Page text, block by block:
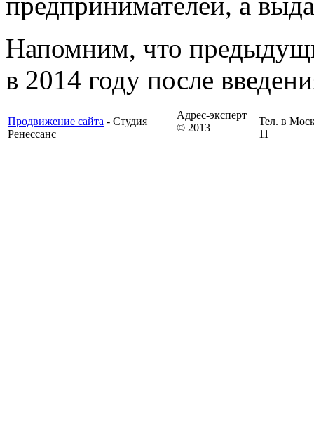
Напомним, что
в 2014 году после
Продвижение сайта - Студия
Ренессанс
Адрес-эксперт
© 2013
Тел. в
11